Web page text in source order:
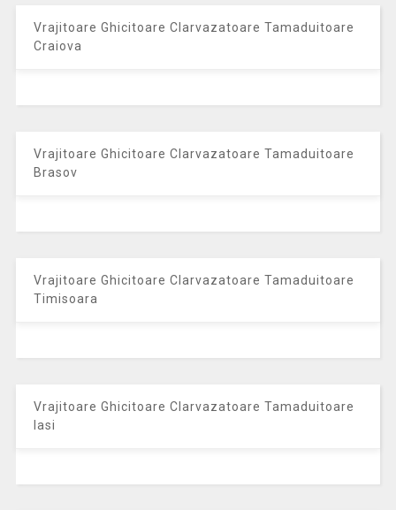
Vrajitoare Ghicitoare Clarvazatoare Tamaduitoare
Craiova
Vrajitoare Ghicitoare Clarvazatoare Tamaduitoare
Brasov
Vrajitoare Ghicitoare Clarvazatoare Tamaduitoare
Timisoara
Vrajitoare Ghicitoare Clarvazatoare Tamaduitoare
Iasi